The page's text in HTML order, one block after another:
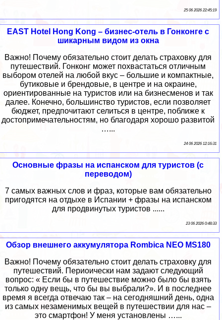
25 06 2026 22:45:19
EAST Hotel Hong Kong – бизнес-отель в Гонконге с
шикарным видом из окна
Важно! Почему обязательно стоит делать страховку для
путешествий. Гонконг может похвастаться отличным
выбором отелей на любой вкус – большие и компактные,
бутиковые и брендовые, в центре и на окраине,
ориентированные на туристов или на бизнесменов и так
далее. Конечно, большинство туристов, если позволяет
бюджет, предпочитают селиться в центре, поближе к
достопримечательностям, но благодаря хорошо развитой
…...
24 06 2026 12:16:31
Основные фразы на испанском для туристов (с
переводом)
7 самых важных слов и фраз, которые вам обязательно
пригодятся на отдыхе в Испании + фразы на испанском
для продвинутых туристов ......
23 06 2026 0:48:33
Обзор внешнего аккумулятора Rombica NEO MS180
Важно! Почему обязательно стоит делать страховку для
путешествий. Периоически нам задают следующий
вопрос: « Если бы в путешествие можно было бы взять
только одну вещь, что бы вы выбрали?». И в последнее
время я всегда отвечаю так – на сегодняшний день, одна
из самых незаменимых вещей в путешествии для нас –
это смартфон! У меня установлены …...